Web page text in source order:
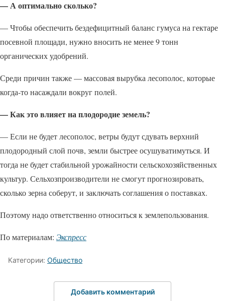
— А оптимально сколько?
— Чтобы обеспечить бездефицитный баланс гумуса на гектаре
посевной площади, нужно вносить не менее 9 тонн
органических удобрений.
Среди причин также — массовая вырубка лесополос, которые
когда-то насаждали вокруг полей.
— Как это влияет на плодородие земель?
— Если не будет лесополос, ветры будут сдувать верхний
плодородный слой почв, земли быстрее осушуватимуться. И
тогда не будет стабильной урожайности сельскохозяйственных
культур. Сельхозпроизводители не смогут прогнозировать,
сколько зерна соберут, и заключать соглашения о поставках.
Поэтому надо ответственно относиться к землепользования.
По материалам: Экспресс
Категории: Общество
Добавить комментарий